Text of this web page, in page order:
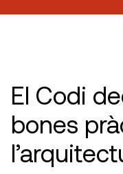
El Codi
bones